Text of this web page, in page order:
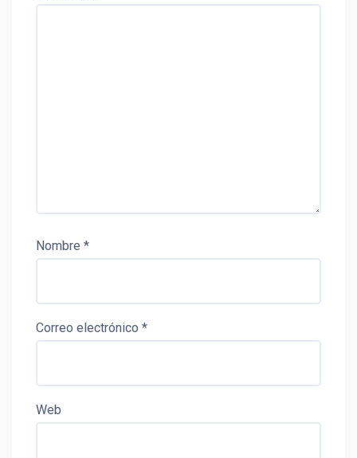
Nombre *
Correo electrónico *
Web